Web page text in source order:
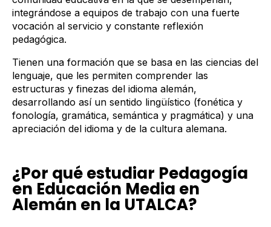
integrándose a equipos de trabajo con una fuerte
vocación al servicio y constante reflexión
pedagógica.
Tienen una formación que se basa en las ciencias del
lenguaje, que les permiten comprender las
estructuras y finezas del idioma alemán,
desarrollando así un sentido lingüístico (fonética y
fonología, gramática, semántica y pragmática) y una
apreciación del idioma y de la cultura alemana.
¿Por qué estudiar Pedagogía
en Educación Media en
Alemán en la UTALCA?